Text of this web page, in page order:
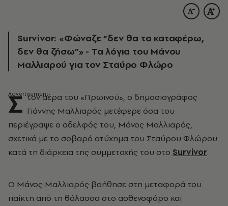
Survivor: «Φώναζε “δεν θα τα καταφέρω,
δεν θα ζήσω”» - Τα λόγια του Μάνου
Μαλλιαρού για τον Σταύρο Φλώρο
Σ τον αέρα του «Πρωινού», ο δημοσιογράφος
Γιάννης Μαλλιαρός μετέφερε όσα του
περιέγραψε ο αδελφός του, Μάνος Μαλλιαρός,
σχετικά με το σοβαρό ατύχημα του Σταύρου Φλώρου
κατά τη διάρκεια της συμμετοχής του στο Survivor.
Ο Μάνος Μαλλιαρός βοήθησε στη μεταφορά του
παίκτη από τη θάλασσα στο ασθενοφόρο και